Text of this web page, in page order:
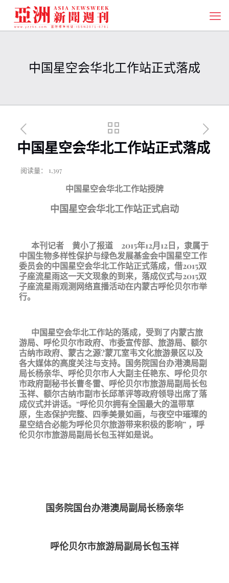
中国星空会华北工作站正式落成
中国星空会华北工作站正式落成
阅读量： 1,397
中国星空会华北工作站授牌
中国星空会华北工作站正式启动
本刊记者 黄小了报道 2015年12月12日，隶属于
中国生物多样性保护与绿色发展基金会中国星空工作
委员会的中国星空会华北工作站正式落成，借2015双
子座流星雨这一天文现象的到来，落成仪式与2015双
子座流星雨观测网络直播活动在内蒙古呼伦贝尔市举
行。
中国星空会华北工作站的落成，受到了内蒙古旅
游局、呼伦贝尔市政府、市委宣传部、旅游局、额尔
古纳市政府、蒙古之源?蒙兀室韦文化旅游景区以及
各大媒体的高度关注与支持。国务院国台办港澳局副
局长杨亲华、呼伦贝尔市人大副主任艳东、呼伦贝尔
市政府副秘书长曹冬雷、呼伦贝尔市旅游局副局长包
玉祥、额尔古纳市副市长邱革评等政府领导出席了落
成仪式并讲话。“呼伦贝尔拥有全国最大的温带草
原，生态保护完整、四季美景如画，与夜空中璀璨的
星空结合必能为呼伦贝尔旅游带来积极的影响” ，呼
伦贝尔市旅游局副局长包玉祥如是说。
国务院国台办港澳局副局长杨亲华
呼伦贝尔市旅游局副局长包玉祥